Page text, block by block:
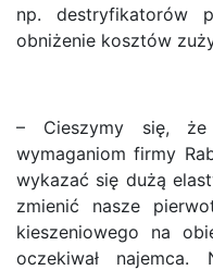
np. destryfikatorów
obniżenie kosztów
– Cieszymy się, że
wymaganiom firmy
wykazać się dużą
zmienić nasze
kieszeniowego na
oczekiwał najemca.